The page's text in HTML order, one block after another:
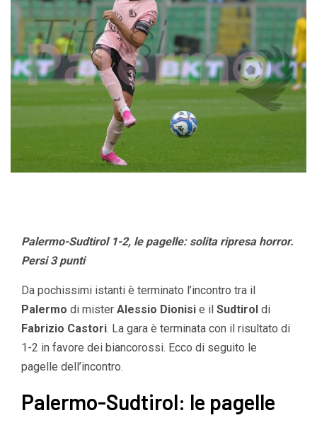
Palermo-Sudtirol 1-2, le pagelle: solita ripresa horror.
Persi 3 punti
Da pochissimi istanti è terminato l’incontro tra il
Palermo di mister Alessio Dionisi e il Sudtirol di
Fabrizio Castori. La gara è terminata con il risultato di
1-2 in favore dei biancorossi. Ecco di seguito le
pagelle dell’incontro.
Palermo-Sudtirol: le pagelle